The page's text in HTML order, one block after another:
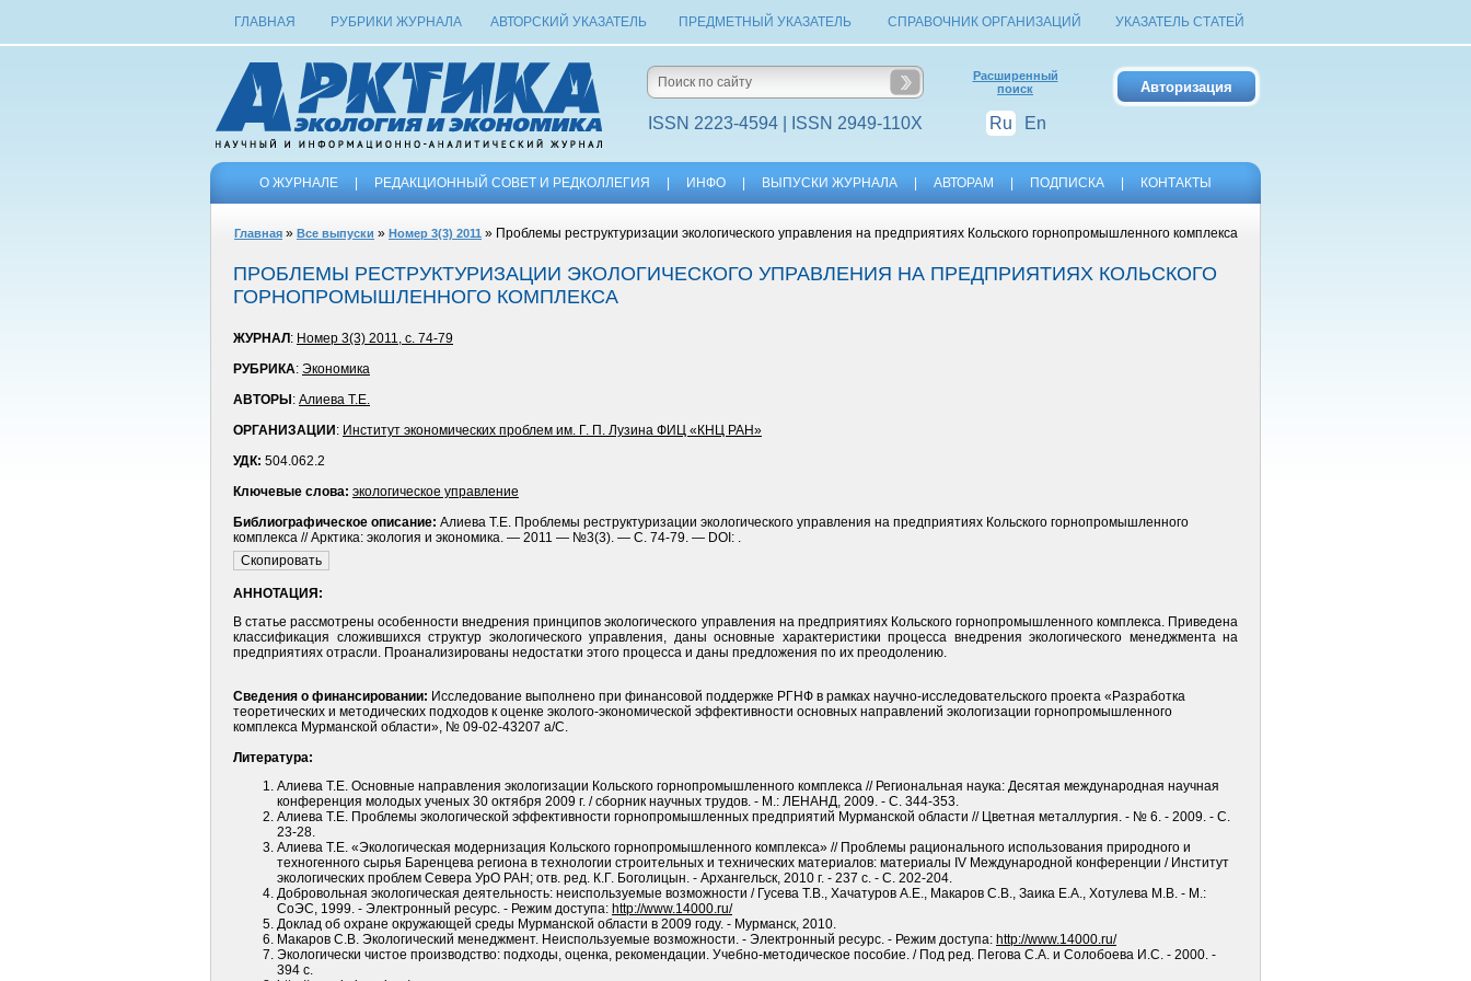
ГЛАВНАЯ РУБРИКИ ЖУРНАЛА АВТОРСКИЙ УКАЗАТЕЛЬ ПРЕДМЕТНЫЙ УКАЗАТЕЛЬ СПРАВОЧНИК ОРГАНИЗАЦИЙ УКАЗАТЕЛЬ СТАТЕЙ
ISSN 2223-4594 | ISSN 2949-110X
Расширенный
поиск
Ru En
О ЖУРНАЛЕ РЕДАКЦИОННЫЙ СОВЕТ И РЕДКОЛЛЕГИЯ ИНФО ВЫПУСКИ ЖУРНАЛА АВТОРАМ ПОДПИСКА КОНТАКТЫ
Главная » Все выпуски » Номер 3(3) 2011 » Проблемы реструктуризации экологического управления на предприятиях Кольского горнопромышленного комплекса
ПРОБЛЕМЫ РЕСТРУКТУРИЗАЦИИ ЭКОЛОГИЧЕСКОГО УПРАВЛЕНИЯ НА ПРЕДПРИЯТИЯХ КОЛЬСКОГО
ГОРНОПРОМЫШЛЕННОГО КОМПЛЕКСА
ЖУРНАЛ : Номер 3(3) 2011, с. 74-79
РУБРИКА: Экономика
АВТОРЫ : Алиева Т.Е.
ОРГАНИЗАЦИИ : Институт экономических проблем им. Г. П. Лузина ФИЦ «КНЦ РАН»
УДК: 504.062.2
Ключевые слова: экологическое управление
Библиографическое описание: Алиева Т.Е. Проблемы реструктуризации экологического управления на предприятиях Кольского горнопромышленного
комплекса // Арктика: экология и экономика. — 2011 — №3(3). — С. 74-79. — DOI: .
АННОТАЦИЯ:
В статье рассмотрены особенности внедрения принципов экологического управления на предприятиях Кольского горнопромышленного комплекса. Приведена
классификация сложившихся структур экологического управления, даны основные характеристики процесса внедрения экологического менеджмента на
предприятиях отрасли. Проанализированы недостатки этого процесса и даны предложения по их преодолению.
Сведения о финансировании: Исследование выполнено при финансовой поддержке РГНФ в рамках научно-исследовательского проекта «Разработка
теоретических и методических подходов к оценке эколого-экономической эффективности основных направлений экологизации горнопромышленного
комплекса Мурманской области», № 09-02-43207 а/С.
Литература:
Алиева Т.Е. Основные направления экологизации Кольского горнопромышленного комплекса // Региональная наука: Десятая международная научная
конференция молодых ученых 30 октября 2009 г. / сборник научных трудов. - М.: ЛЕНАНД, 2009. - С. 344-353.
Алиева Т.Е. Проблемы экологической эффективности горнопромышленных предприятий Мурманской области // Цветная металлургия. - № 6. - 2009. - С.
23-28.
Алиева Т.Е. «Экологическая модернизация Кольского горнопромышленного комплекса» // Проблемы рационального использования природного и
техногенного сырья Баренцева региона в технологии строительных и технических материалов: материалы IV Международной конференции / Институт
экологиче­ских проблем Севера УрО РАН; отв. ред. К.Г. Боголицын. - Архангельск, 2010 г. - 237 с. - С. 202-204.
Добровольная экологическая деятельность: неиспользуемые возможности / Гусева Т.В., Хачатуров А.Е., Макаров С.В., Заика Е.А., Хотулева М.В. - М.:
СоЭС, 1999. - Электронный ресурс. - Режим доступа: http://www.14000.ru/
Доклад об охране окружающей среды Мурманской области в 2009 году. - Мурманск, 2010.
Макаров С.В. Экологический менеджмент. Неиспользуемые возможности. - Электронный ресурс. - Режим доступа: http://www.14000.ru/
Экологически чистое производство: подходы, оценка, рекомендации. Учебно-методическое пособие. / Под ред. Пегова С.А. и Солобоева И.С. - 2000. -
394 с.